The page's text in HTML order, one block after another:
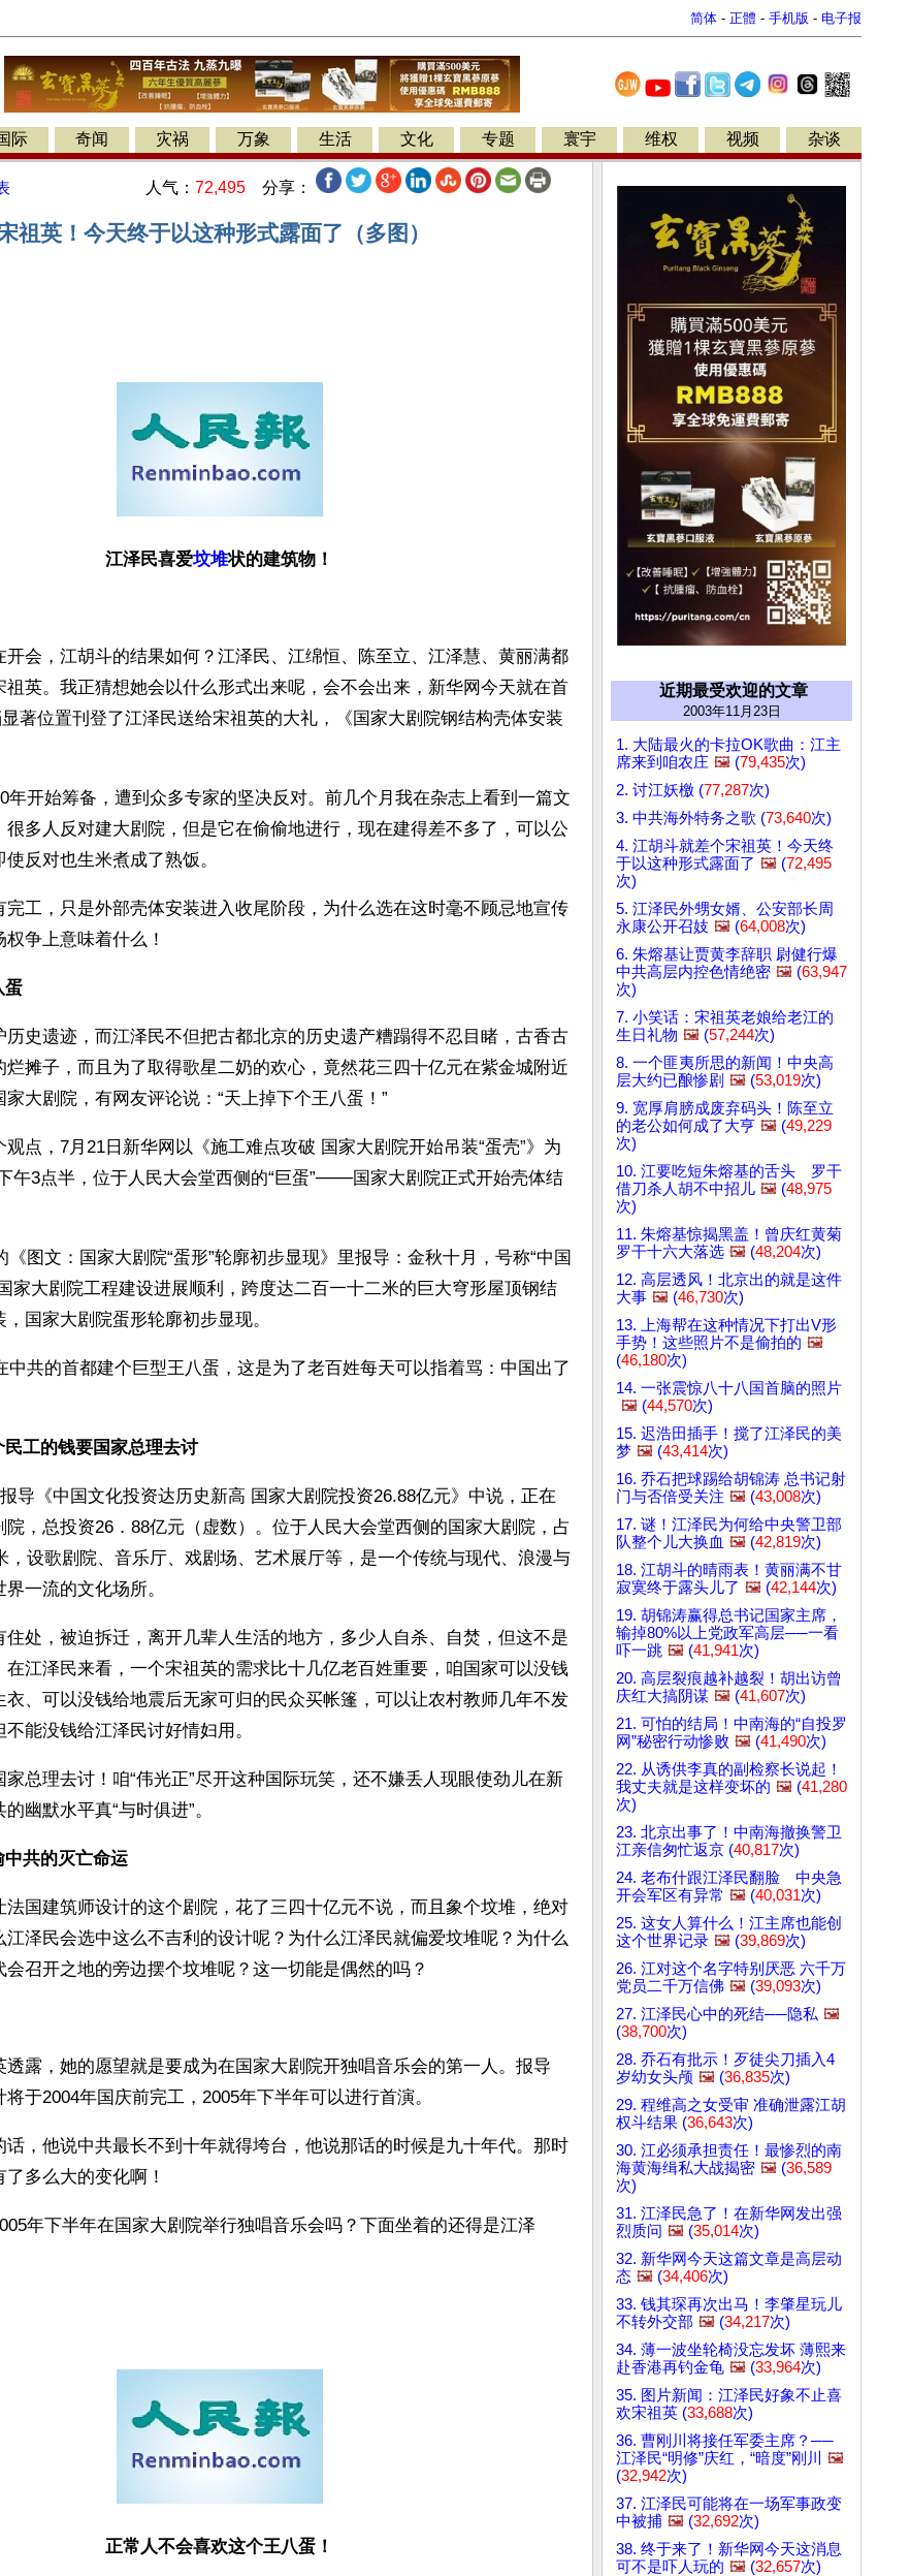
简体 - 正體 - 手机版 - 电子报
际 奇闻 灾祸 万象 生活 文化 专题 寰宇 维权 视频 杂谈
人气： 72,495 分享：
祖英！今天终于以这种形式露面了（多图）
江泽民喜爱坟堆状的建筑物！
开会，江胡斗的结果如何？江泽民、江绵恒、陈至立、江泽慧、黄丽满都
祖英。我正猜想她会以什么形式出来呢，会不会出来，新华网今天就在首
显著位置刊登了江泽民送给宋祖英的大礼，《国家大剧院钢结构壳体安装
年开始筹备，遭到众多专家的坚决反对。前几个月我在杂志上看到一篇文
很多人反对建大剧院，但是它在偷偷地进行，现在建得差不多了，可以公
反对也生米煮成了熟饭。
完工，只是外部壳体安装进入收尾阶段，为什么选在这时毫不顾忌地宣传
争上意味着什么！
蛋
历史遗迹，而江泽民不但把古都北京的历史遗产糟蹋得不忍目睹，古香古
烂摊子，而且为了取得歌星二奶的欢心，竟然花三四十亿元在紫金城附近
大剧院，有网友评论说：“天上掉下个王八蛋！”
点，7月21日新华网以《施工难点攻破 国家大剧院开始吊装“蛋壳”》为
午3点半，位于人民大会堂西侧的“巨蛋”───国家大剧院正式开始壳体结
《图文：国家大剧院“蛋形”轮廓初步显现》里报导：金秋十月，号称“中国
家大剧院工程建设进展顺利，跨度达二百一十二米的巨大穹形屋顶钢结
国家大剧院蛋形轮廓初步显现。
中共的首都建个巨型王八蛋，这是为了老百姓每天可以指着骂：中国出了
工的钱要国家总理去讨
导《中国文化投资达历史新高 国家大剧院投资26.88亿元》中说，正在
院，总投资26．88亿元（虚数）。位于人民大会堂西侧的国家大剧院，占
，设歌剧院、音乐厅、戏剧场、艺术展厅等，是一个传统与现代、浪漫与
一流的文化场所。
住处，被迫拆迁，离开几辈人生活的地方，多少人自杀、自焚，但这不是
在江泽民来看，一个宋祖英的需求比十几亿老百姓重要，咱国家可以没钱
衣、可以没钱给地震后无家可归的民众买帐篷，可以让农村教师几年不发
能没钱给江泽民讨好情妇用。
总理去讨！咱“伟光正”尽开这种国际玩笑，还不嫌丢人现眼使劲儿在新
幽默水平真“与时俱进”。
共的灭亡命运
法国建筑师设计的这个剧院，花了三四十亿元不说，而且象个坟堆，绝对
江泽民会选中这么不吉利的设计呢？为什么江泽民就偏爱坟堆呢？为什么
会召开之地的旁边摆个坟堆呢？这一切能是偶然的吗？
透露，她的愿望就是要成为在国家大剧院开独唱音乐会的第一人。报导
于2004年国庆前完工，2005年下半年可以进行首演。
话，他说中共最长不到十年就得垮台，他说那话的时候是九十年代。那时
多么大的变化啊！
年下半年在国家大剧院举行独唱音乐会吗？下面坐着的还得是江泽
正常人不会喜欢这个王八蛋！
近期最受欢迎的文章
2003年11月23日
1. 大陆最火的卡拉OK歌曲：江主
席来到咱农庄 🖼️ (79,435次)
2. 讨江妖檄 (77,287次)
3. 中共海外特务之歌 (73,640次)
4. 江胡斗就差个宋祖英！今天终
于以这种形式露面了 🖼️ (72,495
次)
5. 江泽民外甥女婿、公安部长周
永康公开召妓 🖼️ (64,008次)
6. 朱熔基让贾黄李辞职 尉健行爆
中共高层内控色情绝密 🖼️ (63,947
次)
7. 小笑话：宋祖英老娘给老江的
生日礼物 🖼️ (57,244次)
8. 一个匪夷所思的新闻！中央高
层大约已酿惨剧 🖼️ (53,019次)
9. 宽厚肩膀成废弃码头！陈至立
的老公如何成了大亨 🖼️ (49,229
次)
10. 江要吃短朱熔基的舌头 罗干
借刀杀人胡不中招儿 🖼️ (48,975
次)
11. 朱熔基惊揭黑盖！曾庆红黄菊
罗干十六大落选 🖼️ (48,204次)
12. 高层透风！北京出的就是这件
大事 🖼️ (46,730次)
13. 上海帮在这种情况下打出V形
手势！这些照片不是偷拍的 🖼️
(46,180次)
14. 一张震惊八十八国首脑的照片
🖼️ (44,570次)
15. 迟浩田插手！搅了江泽民的美
梦 🖼️ (43,414次)
16. 乔石把球踢给胡锦涛 总书记射
门与否倍受关注 🖼️ (43,008次)
17. 谜！江泽民为何给中央警卫部
队整个儿大换血 🖼️ (42,819次)
18. 江胡斗的晴雨表！黄丽满不甘
寂寞终于露头儿了 🖼️ (42,144次)
19. 胡锦涛赢得总书记国家主席，
输掉80%以上党政军高层──一看
吓一跳 🖼️ (41,941次)
20. 高层裂痕越补越裂！胡出访曾
庆红大搞阴谋 🖼️ (41,607次)
21. 可怕的结局！中南海的“自投罗
网”秘密行动惨败 🖼️ (41,490次)
22. 从诱供李真的副检察长说起！
我丈夫就是这样变坏的 🖼️ (41,280
次)
23. 北京出事了！中南海撤换警卫
江亲信匆忙返京 (40,817次)
24. 老布什跟江泽民翻脸 中央急
开会军区有异常 🖼️ (40,031次)
25. 这女人算什么！江主席也能创
这个世界记录 🖼️ (39,869次)
26. 江对这个名字特别厌恶 六千万
党员二千万信佛 🖼️ (39,093次)
27. 江泽民心中的死结──隐私 🖼️
(38,700次)
28. 乔石有批示！歹徒尖刀插入4
岁幼女头颅 🖼️ (36,835次)
29. 程维高之女受审 准确泄露江胡
权斗结果 (36,643次)
30. 江必须承担责任！最惨烈的南
海黄海缉私大战揭密 🖼️ (36,589
次)
31. 江泽民急了！在新华网发出强
烈质问 🖼️ (35,014次)
32. 新华网今天这篇文章是高层动
态 🖼️ (34,406次)
33. 钱其琛再次出马！李肇星玩儿
不转外交部 🖼️ (34,217次)
34. 薄一波坐轮椅没忘发坏 薄熙来
赴香港再钓金龟 🖼️ (33,964次)
35. 图片新闻：江泽民好象不止喜
欢宋祖英 (33,688次)
36. 曹刚川将接任军委主席？──
江泽民“明修”庆红，“暗度”刚川
🖼️
(32,942次)
37. 江泽民可能将在一场军事政变
中被捕 🖼️ (32,692次)
38. 终于来了！新华网今天这消息
可不是吓人玩的 🖼️ (32,657次)